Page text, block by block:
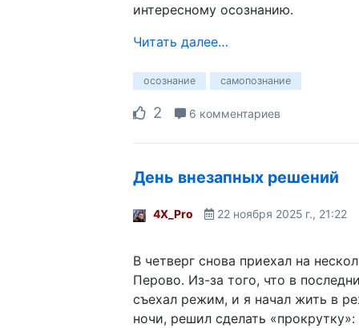
интересному осознанию.
Читать далее…
осознание самопознание
2 6 комментариев
День внезапных решений
4X_Pro 22 ноября 2025 г., 21:22
В четверг снова приехал на
Перово. Из-за того, что в
съехал режим, и я начал жить в
ночи, решил сделать